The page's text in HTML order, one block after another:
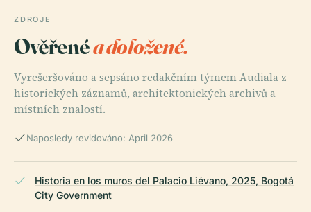
ZDROJE
Ověřenéa doložené.
Vyrešeršováno a sepsáno redakčním týmem Audiala z
historických záznamů, architektonických archivů a
místních znalostí.
Naposledy revidováno: April 2026
Historia en los muros del Palacio Liévano, 2025, Bogotá
City Government